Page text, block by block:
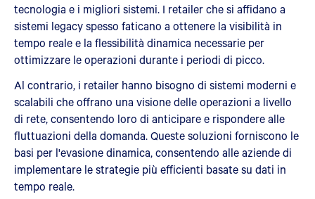
tecnologia e i migliori sistemi. I retailer che si affidano a
sistemi legacy spesso faticano a ottenere la visibilità in
tempo reale e la flessibilità dinamica necessarie per
ottimizzare le operazioni durante i periodi di picco.
Al contrario, i retailer hanno bisogno di sistemi moderni e
scalabili che offrano una visione delle operazioni a livello
di rete, consentendo loro di anticipare e rispondere alle
fluttuazioni della domanda. Queste soluzioni forniscono le
basi per l'evasione dinamica, consentendo alle aziende di
implementare le strategie più efficienti basate su dati in
tempo reale.